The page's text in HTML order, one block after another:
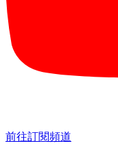
前往訂閱頻道